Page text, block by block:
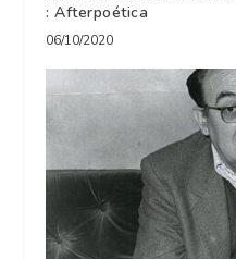
: Afterpoética
06/10/2020